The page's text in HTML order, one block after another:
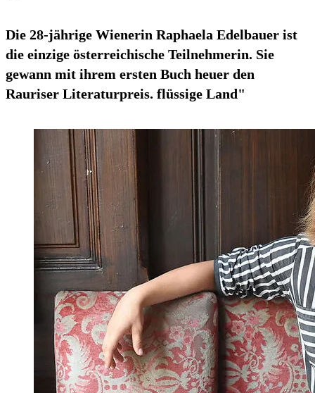
Die 28-jährige Wienerin Raphaela Edelbauer ist
die einzige österreichische Teilnehmerin. Sie
gewann mit ihrem ersten Buch heuer den
Rauriser Literaturpreis. flüssige Land"